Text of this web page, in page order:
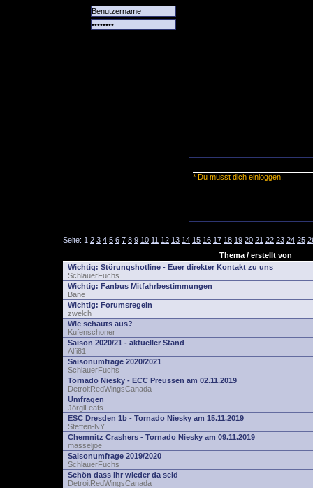
* Du musst dich einloggen.
Seite: 1 2 3 4 5 6 7 8 9 10 11 12 13 14 15 16 17 18 19 20 21 22 23 24 25
Thema / erstellt von
Wichtig: Störungshotline - Euer direkter Kontakt zu uns
SchlauerFuchs
Wichtig: Fanbus Mitfahrbestimmungen
Bane
Wichtig: Forumsregeln
zwelch
Wie schauts aus?
Kufenschoner
Saison 2020/21 - aktueller Stand
Alfi81
Saisonumfrage 2020/2021
SchlauerFuchs
Tornado Niesky - ECC Preussen am 02.11.2019
DetroitRedWingsCanada
Umfragen
JörgiLeafs
ESC Dresden 1b - Tornado Niesky am 15.11.2019
Steffen-NY
Chemnitz Crashers - Tornado Niesky am 09.11.2019
masseljoe
Saisonumfrage 2019/2020
SchlauerFuchs
Schön dass Ihr wieder da seid
DetroitRedWingsCanada